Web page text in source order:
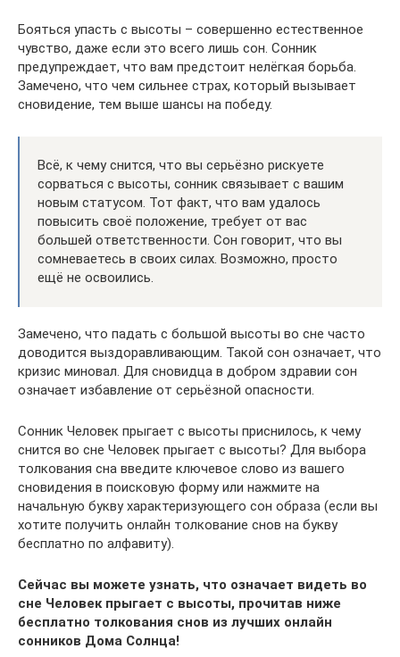
Бояться упасть с высоты – совершенно естественное
чувство, даже если это всего лишь сон. Сонник
предупреждает, что вам предстоит нелёгкая борьба.
Замечено, что чем сильнее страх, который вызывает
сновидение, тем выше шансы на победу.
Всё, к чему снится, что вы серьёзно рискуете
сорваться с высоты, сонник связывает с вашим
новым статусом. Тот факт, что вам удалось
повысить своё положение, требует от вас
большей ответственности. Сон говорит, что вы
сомневаетесь в своих силах. Возможно, просто
ещё не освоились.
Замечено, что падать с большой высоты во сне часто
доводится выздоравливающим. Такой сон означает, что
кризис миновал. Для сновидца в добром здравии сон
означает избавление от серьёзной опасности.
Сонник Человек прыгает с высоты приснилось, к чему
снится во сне Человек прыгает с высоты? Для выбора
толкования сна введите ключевое слово из вашего
сновидения в поисковую форму или нажмите на
начальную букву характеризующего сон образа (если вы
хотите получить онлайн толкование снов на букву
бесплатно по алфавиту).
Сейчас вы можете узнать, что означает видеть во
сне Человек прыгает с высоты, прочитав ниже
бесплатно толкования снов из лучших онлайн
сонников Дома Солнца!